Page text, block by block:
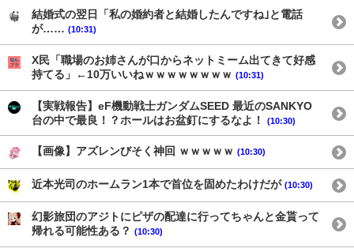
結婚式の翌日「私の婚約者と結婚したんですね｣と電話
が…… (10:31)
X民「職場のお姉さんが口からネットミーム出てきて好感
持てる」←10万いいねｗｗｗｗｗｗｗｗ (10:31)
【実戦報告】eF機動戦士ガンダムSEED 最近のSANKYO
台の中で最良！？ホールはお盆釘にするなよ！
(10:30)
【画像】アズレンびそく神回 ｗｗｗｗｗ (10:30)
近本光司のホームラン1本で首位を固めたわけだが (10:30)
幻影旅団のアジトにピザの配達に行ってちゃんと金貰って
帰れる可能性ある？ (10:30)